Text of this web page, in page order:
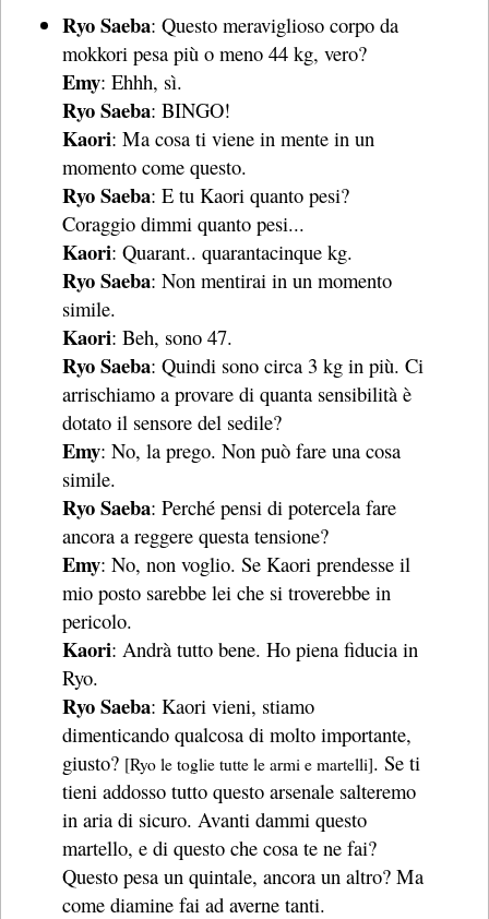
Ryo Saeba: Questo meraviglioso corpo da
mokkori pesa più o meno 44 kg, vero?
Emy: Ehhh, sì.
Ryo Saeba: BINGO!
Kaori: Ma cosa ti viene in mente in un
momento come questo.
Ryo Saeba: E tu Kaori quanto pesi?
Coraggio dimmi quanto pesi...
Kaori: Quarant.. quarantacinque kg.
Ryo Saeba: Non mentirai in un momento
simile.
Kaori: Beh, sono 47.
Ryo Saeba: Quindi sono circa 3 kg in più. Ci
arrischiamo a provare di quanta sensibilità è
dotato il sensore del sedile?
Emy: No, la prego. Non può fare una cosa
simile.
Ryo Saeba: Perché pensi di potercela fare
ancora a reggere questa tensione?
Emy: No, non voglio. Se Kaori prendesse il
mio posto sarebbe lei che si troverebbe in
pericolo.
Kaori: Andrà tutto bene. Ho piena fiducia in
Ryo.
Ryo Saeba: Kaori vieni, stiamo
dimenticando qualcosa di molto importante,
giusto? [Ryo le toglie tutte le armi e martelli]. Se ti
tieni addosso tutto questo arsenale salteremo
in aria di sicuro. Avanti dammi questo
martello, e di questo che cosa te ne fai?
Questo pesa un quintale, ancora un altro? Ma
come diamine fai ad averne tanti.